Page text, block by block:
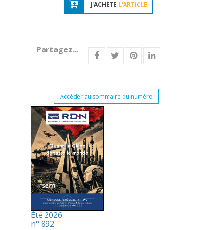
J'ACHÈTE L'ARTICLE
Partagez...
Accéder au sommaire du numéro
Été 2026
n° 892